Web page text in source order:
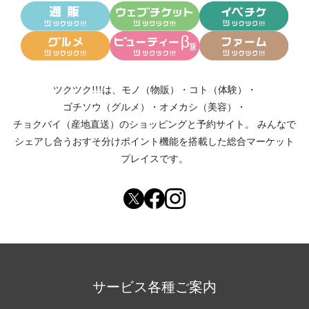
ツクツク!!!は、 モノ（物販） ・ コト（体験）
・
ゴチソウ（グルメ）
・ オメカシ（美容）
・
チョクバイ（産地直送） のショッピングと予約サイト。
みんなで
シェアし合う おすそ分けポイント機能を搭載した総合マーケット
プレイスです。
サービス各種ご案内